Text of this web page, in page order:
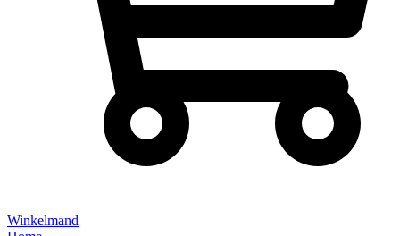
Winkelmand